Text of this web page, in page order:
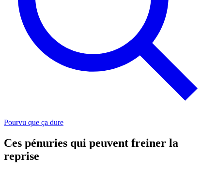
Pourvu que ça dure
Ces pénuries qui peuvent freiner la
reprise